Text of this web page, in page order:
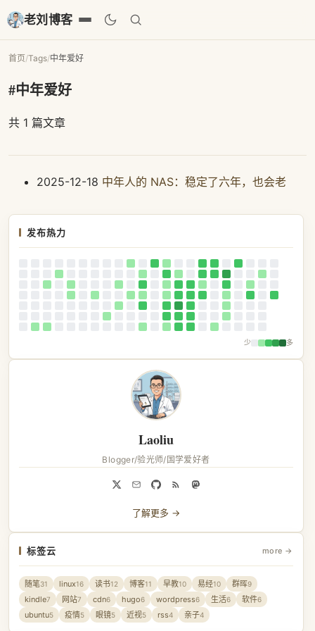
老刘博客
首页/Tags/中年爱好
#中年爱好
共 1 篇文章
2025-12-18 中年人的 NAS：稳定了六年，也会老
发布热力
少 多
Laoliu
Blogger/验光师/国学爱好者
了解更多 →
标签云 more →
随笔31 linux16 读书12 博客11 早教10 易经10 群晖9
kindle7 网站7 cdn6 hugo6 wordpress6 生活6 软件6
ubuntu5 疫情5 眼镜5 近视5 rss4 亲子4